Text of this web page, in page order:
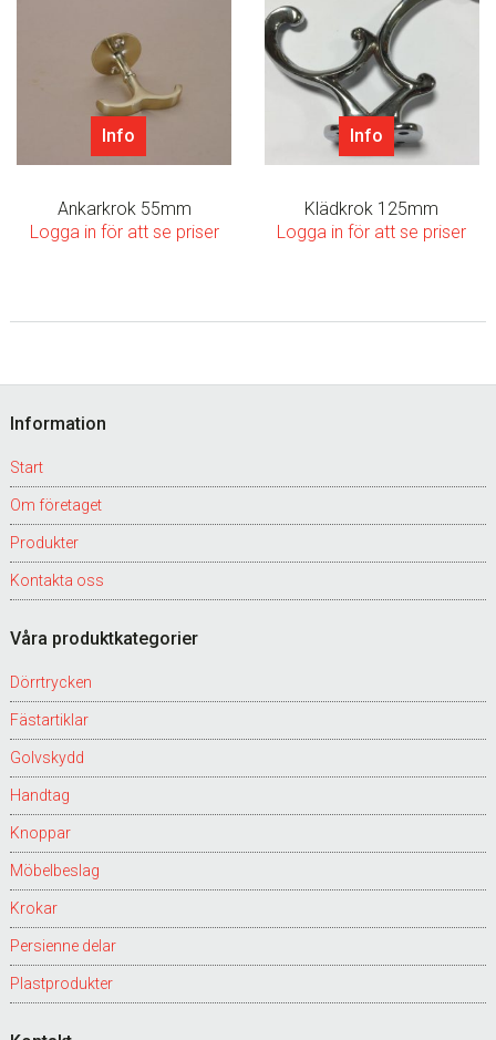
Info
Ankarkrok 55mm
Logga in för att se priser
Info
Klädkrok 125mm
Logga in för att se priser
Footer
Information
Start
Om företaget
Produkter
Kontakta oss
Våra produktkategorier
Dörrtrycken
Fästartiklar
Golvskydd
Handtag
Knoppar
Möbelbeslag
Krokar
Persienne delar
Plastprodukter